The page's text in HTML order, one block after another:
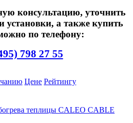
консультацию, уточнить
установки, а также купить
по телефону:
798 27 55
Цене Рейтингу